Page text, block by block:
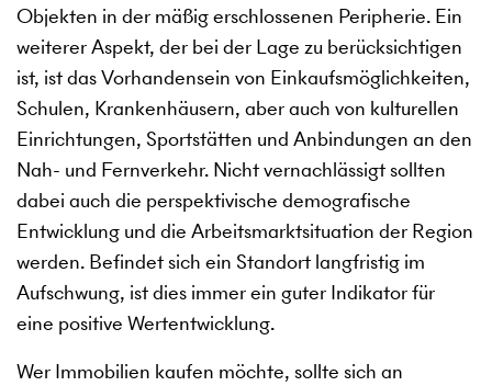
Objekten in der mäßig erschlossenen Peripherie. Ein
weiterer Aspekt, der bei der Lage zu berücksichtigen
ist, ist das Vorhandensein von Einkaufsmöglichkeiten,
Schulen, Krankenhäusern, aber auch von kulturellen
Einrichtungen, Sportstätten und Anbindungen an den
Nah- und Fernverkehr. Nicht vernachlässigt sollten
dabei auch die perspektivische demografische
Entwicklung und die Arbeitsmarktsituation der Region
werden. Befindet sich ein Standort langfristig im
Aufschwung, ist dies immer ein guter Indikator für
eine positive Wertentwicklung.
Wer Immobilien kaufen möchte, sollte sich an